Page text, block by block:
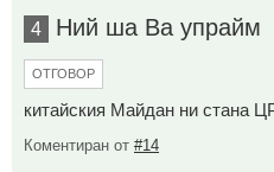
4 Ний ша Ва упрайм
ОТГОВОР
китайския Майдан ни стана
Коментиран от #14